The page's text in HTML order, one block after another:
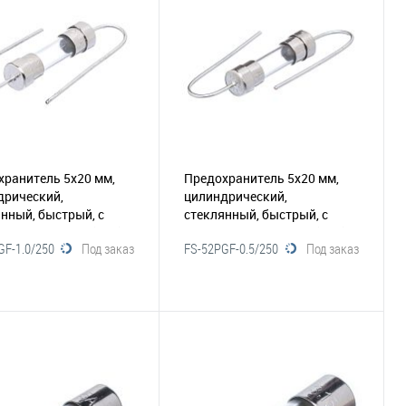
5х20 мм,
быстрый, с
Под заказ
1.0/250
Сравнение
Предохранитель 5х20 мм,
цилиндрический,
стеклянный, быстрый, с
(116-014)
Под заказ
FS-52PGF-0.5/250
Сравнение